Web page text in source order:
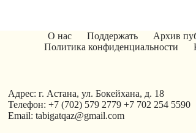
О нас Поддержать
Архив
Политика конфиденциальности
Адрес: г. Астана, ул. Бокейхана, д. 18
Телефон: +7 (702) 579 2779 +7 702 254 5590
Email: tabigatqaz@gmail.com